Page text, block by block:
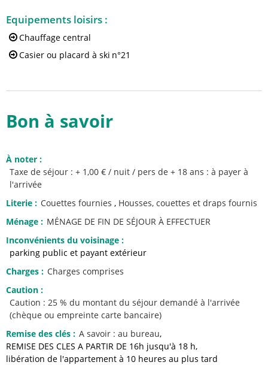
Equipements loisirs :
Chauffage central
Casier ou placard à ski n°21
Bon à savoir
À noter :
Taxe de séjour : + 1,00 € / nuit / pers de + 18 ans : à payer à
l'arrivée
Literie : Couettes fournies
Housses, couettes et draps fournis
Ménage : MÉNAGE DE FIN DE SÉJOUR À EFFECTUER
Inconvénients du voisinage :
parking public et payant extérieur
Charges : Charges comprises
Caution :
Caution : 25 % du montant du séjour demandé à l'arrivée
(chèque ou empreinte carte bancaire)
Remise des clés : A savoir : au bureau
REMISE DES CLES A PARTIR DE 16h jusqu'à 18 h
libération de l'appartement à 10 heures au plus tard